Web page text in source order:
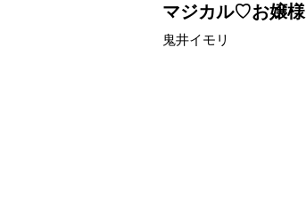
マジカル♡お嬢様
鬼井イモリ